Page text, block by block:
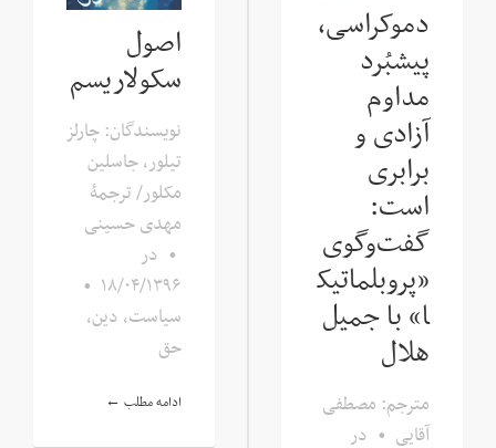
اصول
سکولاریسم
نویسندگان: چارلز
تیلور، جاسلین
مکلور/ ترجمۀ
مهدی حسینی
• در
۱۸/۰۴/۱۳۹۶ •
سیاست، دین،
حق
ادامه مطلب ←
دموکراسی،
پیشبُرد
مداوم
آزادی و
برابری
است:
گفت‌وگوی
«پروبلماتیک
ا» با جمیل
هلال
مترجم: مصطفی
آقایی • در